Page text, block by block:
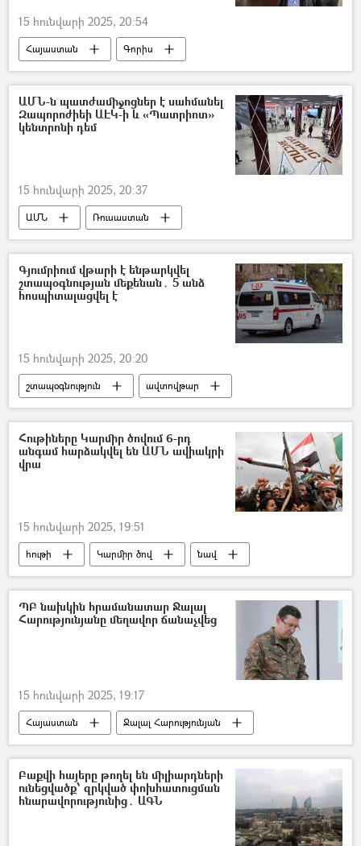
15 հունվարի 2025, 20:54
Հայաստան
Գորիս
Առուշ Առուշանյան
Դատարան
ԱՄՆ-ն պատժամիջոցներ է սահմանել
Զապորոժիեի ԱԷԿ-ի և «Պատրիոտ»
կենտրոնի դեմ
15 հունվարի 2025, 20:37
ԱՄՆ
Ռուսաստան
պատժամիջոցներ
Գյումրիում վթարի է ենթարկվել
շտապօգնության մեքենան․ 5 անձ
հոսպիտալացվել է
15 հունվարի 2025, 20:20
շտապօգնություն
ավտովթար
Գյումրի
Տուժածներ
Հութիները Կարմիր ծովում 6-րդ
անգամ հարձակվել են ԱՄՆ ավիակրի
վրա
15 հունվարի 2025, 19:51
հութի Կարմիր ծով
նավ
հրթիռակոծություն
ՊԲ նախկին հրամանատար Ջալալ
Հարությունյանը մեղավոր ճանաչվեց
15 հունվարի 2025, 19:17
Հայաստան
Ջալալ Հարությունյան
Դատարան
Բաքվի հայերը թողել են միլիարդների
ունեցվածք՝ զրկված փոխհատուցման
հնարավորությունից․ ԱԳՆ